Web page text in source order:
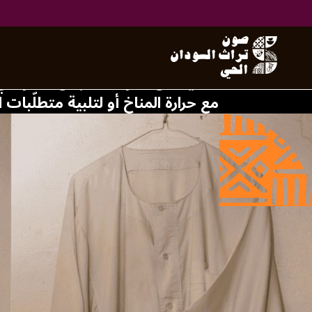
روابط أزيائية
العديد من مكوّنات اللبس
مع حرارة المناخ أو لتلبية